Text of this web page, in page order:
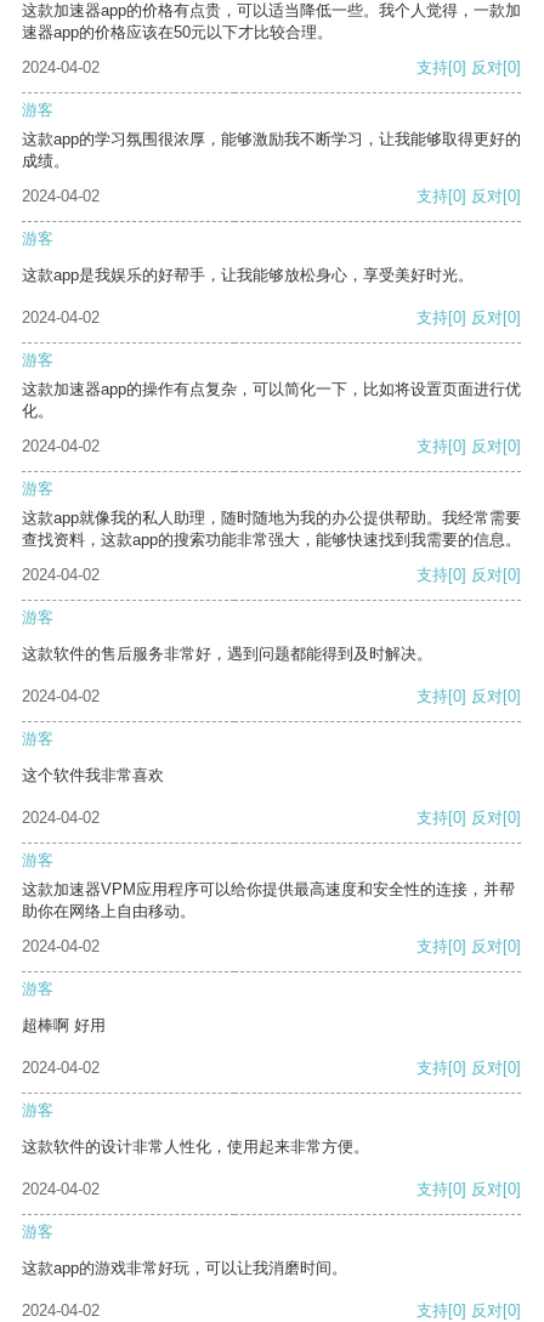
这款加速器app的价格有点贵，可以适当降低一些。我个人觉得，一款加
速器app的价格应该在50元以下才比较合理。
2024-04-02
支持[0] 反对[0]
游客
这款app的学习氛围很浓厚，能够激励我不断学习，让我能够取得更好的
成绩。
2024-04-02
支持[0] 反对[0]
游客
这款app是我娱乐的好帮手，让我能够放松身心，享受美好时光。
2024-04-02 支持[0] 反对[0]
游客
这款加速器app的操作有点复杂，可以简化一下，比如将设置页面进行优
化。
2024-04-02
支持[0] 反对[0]
游客
这款app就像我的私人助理，随时随地为我的办公提供帮助。我经常需要
查找资料，这款app的搜索功能非常强大，能够快速找到我需要的信息。
2024-04-02
支持[0] 反对[0]
游客
这款软件的售后服务非常好，遇到问题都能得到及时解决。
2024-04-02 支持[0] 反对[0]
游客
这个软件我非常喜欢
2024-04-02 支持[0] 反对[0]
游客
这款加速器VPM应用程序可以给你提供最高速度和安全性的连接，并帮
助你在网络上自由移动。
2024-04-02
支持[0] 反对[0]
游客
超棒啊 好用
2024-04-02 支持[0] 反对[0]
游客
这款软件的设计非常人性化，使用起来非常方便。
2024-04-02 支持[0] 反对[0]
游客
这款app的游戏非常好玩，可以让我消磨时间。
2024-04-02 支持[0] 反对[0]